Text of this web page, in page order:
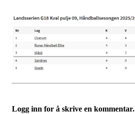
Logg inn for å skrive en kommentar.